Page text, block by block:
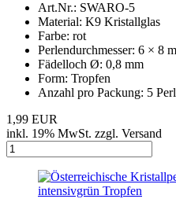
Art.Nr.: SWARO-5
Material: K9 Kristallglas
Farbe: rot
Perlendurchmesser: 6 × 8
Fädelloch Ø: 0,8 mm
Form: Tropfen
Anzahl pro Packung: 5
1,99 EUR
inkl. 19% MwSt. zzgl. Versand